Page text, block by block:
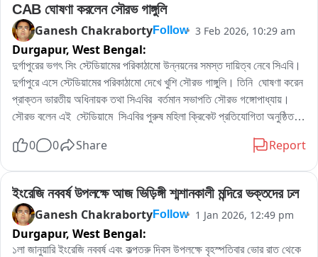
CAB ঘোষণা করলেন সৌরভ গাঙ্গুলি
Ganesh ChakrabortyFollow 3 Feb 2026, 10:29 am
Durgapur, West Bengal:
দুর্গাপুরের ভগৎ সিং স্টেডিয়ামের পরিকাঠামো উন্নয়নের সমস্ত দায়িত্ব নেবে সিএবি।
দুর্গাপুরে এসে স্টেডিয়ামের পরিকাঠামো দেখে খুশি সৌরভ গাঙ্গুলি। তিনি  ঘোষণা করেন
প্রাক্তন ভারতীয় অধিনায়ক তথা সিএবির  বর্তমান সভাপতি সৌরভ গঙ্গোপাধ্যায়।
সৌরভ বলেন এই  স্টেডিয়ামে  সিএবির পুরুষ মহিলা ক্রিকেট প্রতিযোগিতা অনুষ্ঠিত
ছিলেন সৌরভ গঙ্গোপাধ্যায়। সৌরভের দুর্গাপুরের ক্রীড়া মহল ও প্রশাসন খুশি র
0 0 Share Report
ইংরেজি নববর্ষ উপলক্ষে আজ ভিড়িঙ্গী শ্মশানকালী মন্দিরে ভক্তদের ঢল
Ganesh ChakrabortyFollow 1 Jan 2026, 12:49 pm
Durgapur, West Bengal:
১লা জানুয়ারি ইংরেজি নববর্ষ এবং কল্পতরু দিবস উপলক্ষে বৃহস্পতিবার ভোর রাত থেকে